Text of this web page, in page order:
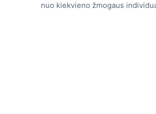
nuo kiekvieno žmogaus